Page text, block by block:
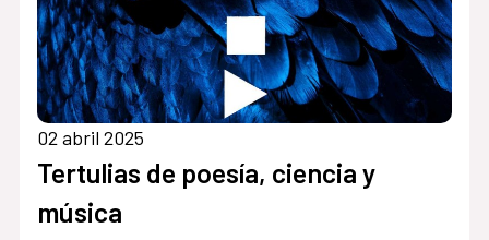
02 abril 2025
Tertulias de poesía, ciencia y
música